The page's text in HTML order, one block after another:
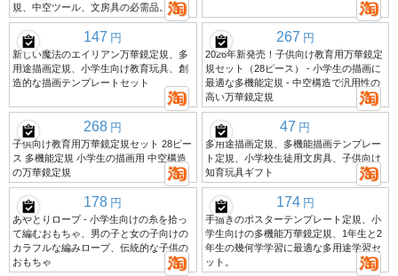
規、中空ツール、文房具の必需品。
147 円
新しい魔法のエイリアン万華鏡定規、多
用途描画定規、小学生向け教育玩具、創
造的な描画テンプレートセット
267 円
2026年新発売！子供向け教育用万華鏡定
規セット（28ピース） - 小学生の描画に
最適な多機能定規 - 中空構造で汎用性の
高い万華鏡定規
268 円
子供向け教育用万華鏡定規セット 28ピー
ス 多機能定規 小学生の描画用 中空構造
の万華鏡定規
47 円
多用途描画定規、多機能描画テンプレー
ト定規、小学校生徒用文房具、子供向け
知育玩具ギフト
178 円
あやとりロープ - 小学生向けの糸を拾っ
て編むおもちゃ、男の子と女の子向けの
カラフルな編みロープ、伝統的な子供の
おもちゃ
174 円
手描きのポスターテンプレート定規、小
学生向けの多機能万華鏡定規、1年生と2
年生の幾何学学習に最適な多用途学習セ
ット。